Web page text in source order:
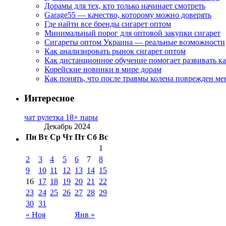
Дорамы для тех, кто только начинает смотреть
Garage55 — качество, которому можно доверять
Где найти все бренды сигарет оптом
Минимальный порог для оптовой закупки сигарет
Сигареты оптом Украина — реальные возможности
Как анализировать рынок сигарет оптом
Как дистанционное обучение помогает развивать
Корейские новинки в мире дорам
Как понять, что после травмы колена поврежден
Интересное
чат рулетка 18+ пары
Декабрь 2024
Пн Вт Ср Чт Пт Сб Вс
« Ноя Янв »
1
2
3 4 5 6 7
8
9
10 11 12 13 14 15
16 17 18 19 20 21
22
23 24 25 26 27 28 29
30 31